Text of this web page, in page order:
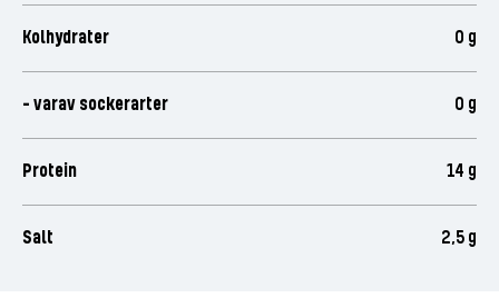
Kolhydrater 0 g
- varav sockerarter 0 g
Protein 14 g
Salt 2,5 g